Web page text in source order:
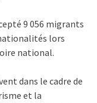
9 056 migrants
lors
national.
dans le cadre de
et la